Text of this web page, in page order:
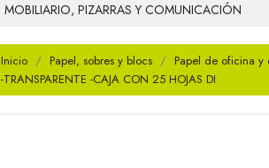
MOBILIARIO, PIZARRAS Y COMUNICACIÓN
Inicio Papel, sobres y blocs Papel de oficina y
-TRANSPARENTE -CAJA CON 25 HOJAS DI